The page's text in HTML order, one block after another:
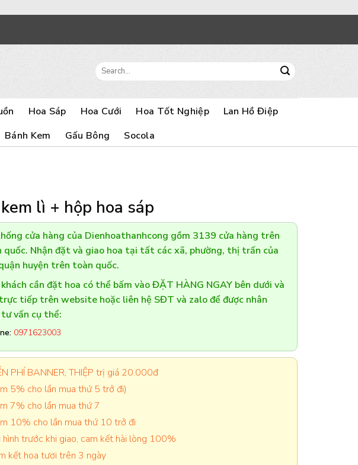
Search
for:
Hoa Sáp Hoa Cưới Hoa Tốt Nghiệp
Lan Hồ Điệp
Bánh Kem Gấu Bông Socola
lì + hộp hoa sáp
cửa hàng của Dienhoathanhcong gồm 3139 cửa hàng trên
quốc. Nhận đặt và giao hoa tại tất các xã, phường, thị trấn của
huyện trên toàn quốc.
cần đặt hoa có thể bấm vào ĐẶT HÀNG NGAY bên dưới và
tiếp trên website hoặc liên hệ SĐT và zalo để được nhân
vấn cụ thể:
0971623003
PHÍ BANNER, THIỆP trị giá 20.000đ
5% cho lần mua thứ 5 trở đi)
7% cho lần mua thứ 7
10% cho lần mua thứ 10 trở đi
hình trước khi giao, cam kết hài lòng 100%
kết hoa tươi trên 3 ngày